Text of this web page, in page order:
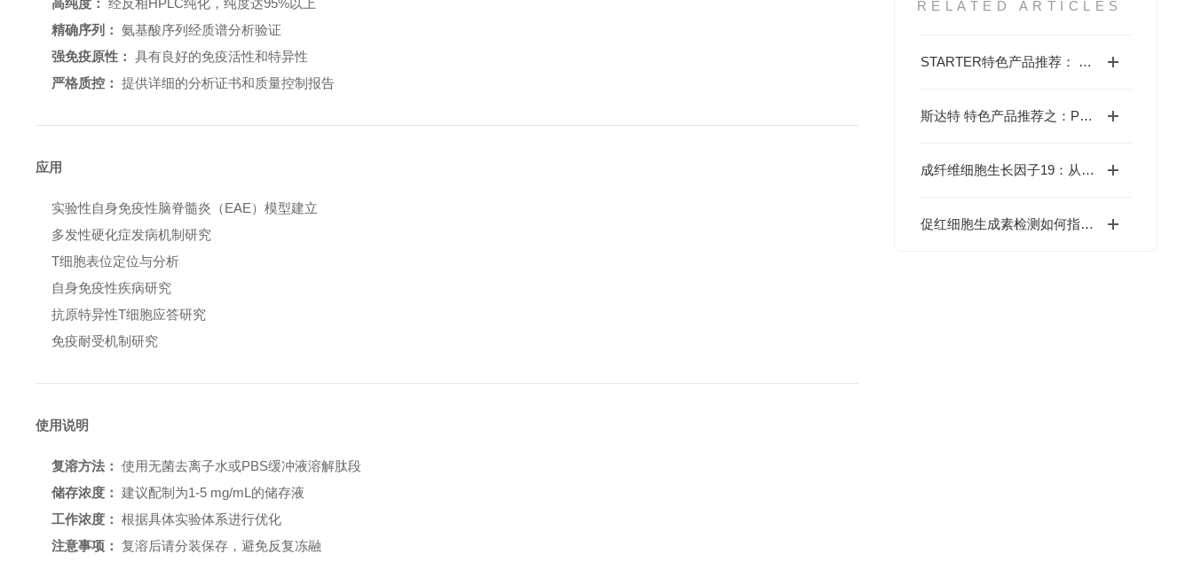
RELATED ARTICLES
STARTER特色产品推荐： 免疫检查点靶点之CTLA-4
斯达特 特色产品推荐之：PD-1 功能性抗体
成纤维细胞生长因子19：从肠道激素到代谢治疗新星的全面探索
促红细胞生成素检测如何指导肾性贫血的诊疗？
高纯度： 经反相HPLC纯化，纯度达95%以上
精确序列： 氨基酸序列经质谱分析验证
强免疫原性： 具有良好的免疫活性和特异性
严格质控： 提供详细的分析证书和质量控制报告
应用
实验性自身免疫性脑脊髓炎（EAE）模型建立
多发性硬化症发病机制研究
T细胞表位定位与分析
自身免疫性疾病研究
抗原特异性T细胞应答研究
免疫耐受机制研究
使用说明
复溶方法： 使用无菌去离子水或PBS缓冲液溶解肽段
储存浓度： 建议配制为1-5 mg/mL的储存液
工作浓度： 根据具体实验体系进行优化
注意事项： 复溶后请分装保存，避免反复冻融